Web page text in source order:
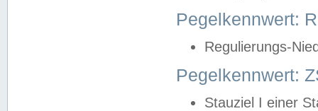
Pegelkennwert:
Regulierungs-
Pegelkennwert:
Stauziel I einer